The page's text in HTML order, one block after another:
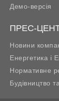
Демо-версія
ПРЕС-
Новини
Енергетика і
Нормативне
Будівництво